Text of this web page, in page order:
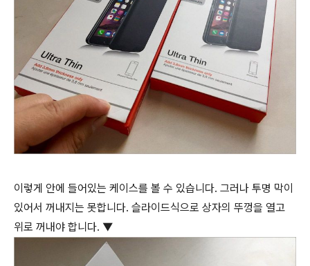
이렇게 안에 들어있는 케이스를 볼 수 있습니다. 그러나 투명 막이
있어서 꺼내지는 못합니다. 슬라이드식으로 상자의 뚜껑을 열고
위로 꺼내야 합니다. ▼